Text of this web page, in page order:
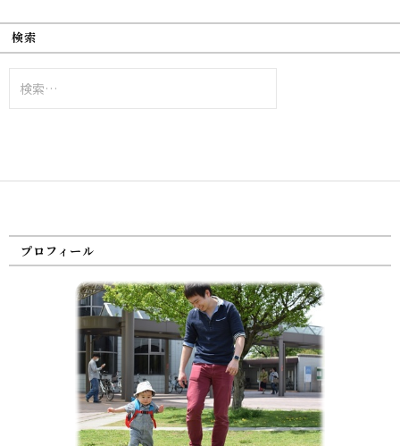
検索
索:
プロフィール